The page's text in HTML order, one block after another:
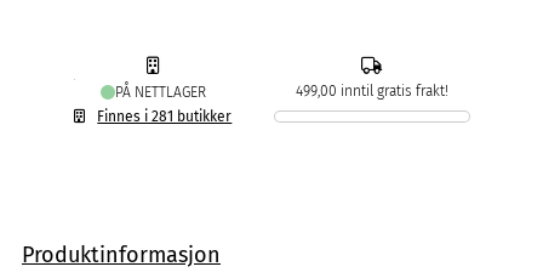
PÅ NETTLAGER
Finnes i 281 butikker
499,00 inntil gratis frakt!
Produktinformasjon